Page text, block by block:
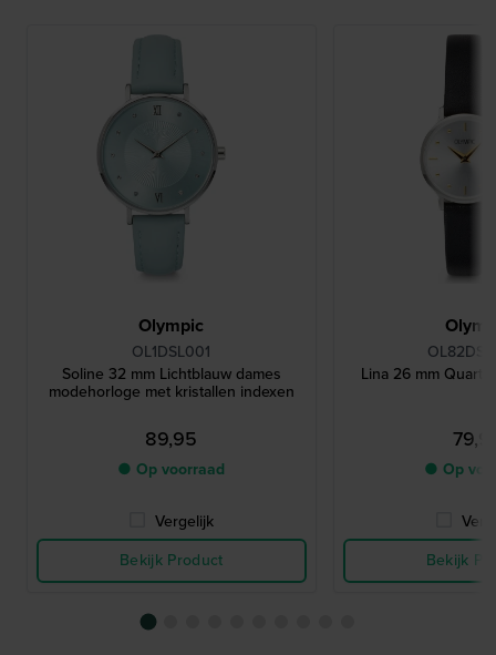
Olympic
OL1DSL001
Soline 32 mm Lichtblauw dames
modehorloge met kristallen indexen
89,95
● Op voorraad
Vergelijk
Bekijk Product
Lina 26 mm
● Op
Bekijk